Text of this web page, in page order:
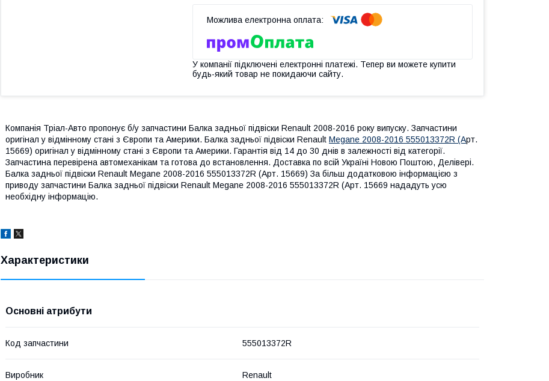
У компанії підключені електронні платежі. Тепер ви можете купити
будь-який товар не покидаючи сайту.
Компанія Тріал-Авто пропонує б/у запчастини Балка задньої підвіски Renault 2008-2016 року випуску. Запчастини
оригінал у відмінному стані з Європи та Америки. Балка задньої підвіски Renault Megane 2008-2016 555013372R (Арт.
15669) оригінал у відмінному стані з Європи та Америки. Гарантія від 14 до 30 днів в залежності від категорії.
Запчастина перевірена автомеханікам та готова до встановлення. Доставка по всій Україні Новою Поштою, Делівері.
Балка задньої підвіски Renault Megane 2008-2016 555013372R (Арт. 15669) За більш додатковою інформацією з
приводу запчастини Балка задньої підвіски Renault Megane 2008-2016 555013372R (Арт. 15669 нададуть усю
необхідну інформацію.
Характеристики
Основні атрибути
Код запчастини 555013372R
Виробник Renault